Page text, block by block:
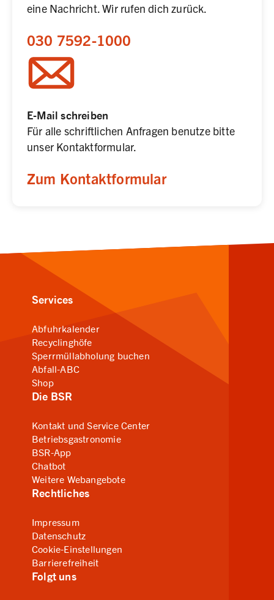
eine Nachricht. Wir rufen dich zurück.
030 7592-1000
E-Mail schreiben
Für alle schriftlichen Anfragen benutze bitte
unser Kontaktformular.
Zum Kontaktformular
Services
Abfuhrkalender
Recyclinghöfe
Sperrmüllabholung buchen
Abfall-ABC
Shop
Die BSR
Kontakt und Service Center
Betriebsgastronomie
BSR-App
Chatbot
Weitere Webangebote
Rechtliches
Impressum
Datenschutz
Cookie-Einstellungen
Barrierefreiheit
Folgt uns